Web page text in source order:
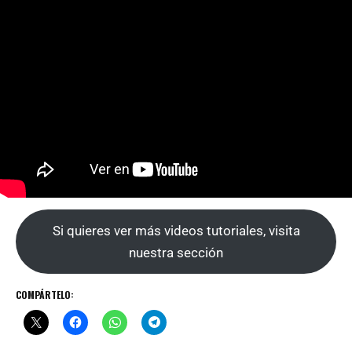
Si quieres ver más videos tutoriales, visita
nuestra sección
COMPÁRTELO: